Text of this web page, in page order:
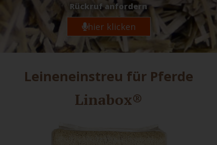
Rückruf anfordern
hier klicken
Leineneinstreu für Pferde
Linabox®